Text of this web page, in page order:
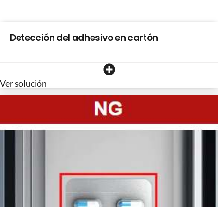
Detección del adhesivo en cartón
Ver solución